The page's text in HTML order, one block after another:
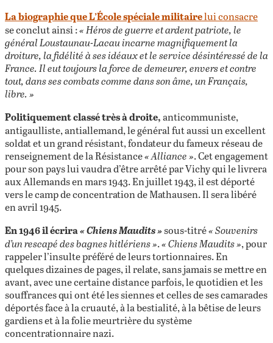
La biographie que L’École spéciale militairelui consacre
se conclut ainsi :« Héros de guerre et ardent patriote, le
général Loustaunau-Lacau incarne magnifiquement la
droiture, la fidélité à ses idéaux et le service désintéressé de la
France. Il eut toujours la force de demeurer, envers et contre
tout, dans ses combats comme dans son âme, un Français,
libre. »
Politiquement classé très à droite,anticommuniste,
antigaulliste, antiallemand, le général fut aussi un excellent
soldat et un grand résistant, fondateur du fameux réseau de
renseignement de la Résistance« Alliance ». Cet engagement
pour son pays lui vaudra d’être arrêté par Vichy qui le livrera
aux Allemands en mars 1943. En juillet 1943, il est déporté
vers le camp de concentration de Mathausen. Il sera libéré
en avril 1945.
En 1946 il écrira« Chiens Maudits »sous-titré« Souvenirs
d’un rescapé des bagnes hitlériens ».« Chiens Maudits », pour
rappeler l’insulte préféré de leurs tortionnaires. En
quelques dizaines de pages, il relate, sans jamais se mettre en
avant, avec une certaine distance parfois, le quotidien et les
souffrances qui ont été les siennes et celles de ses camarades
déportés face à la cruauté, à la bestialité, à la bêtise de leurs
gardiens et à la folie meurtrière du système
concentrationnaire nazi.